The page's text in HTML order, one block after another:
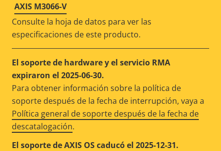
AXIS M3066-V
Consulte la hoja de datos para ver las
especificaciones de este producto.
El soporte de hardware y el servicio RMA
expiraron el 2025-06-30.
Para obtener información sobre la política de
soporte después de la fecha de interrupción, vaya a
Política general de soporte después de la fecha de
descatalogación.
El soporte de AXIS OS caducó el 2025-12-31.